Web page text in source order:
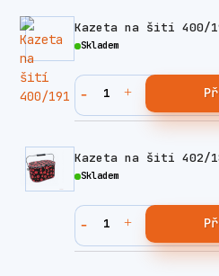
Kazeta na šití 400/
Skladem
Kazeta na šití 402/
Skladem